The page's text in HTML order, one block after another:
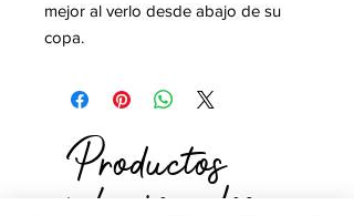
mejor al verlo desde abajo de su
copa.
Productos
relacionados